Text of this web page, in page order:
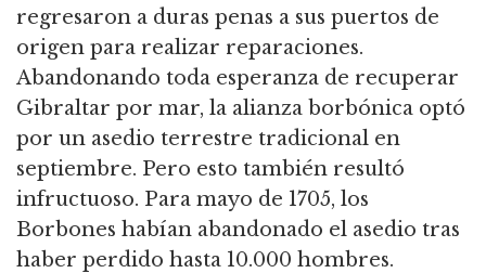
regresaron a duras penas a sus puertos de
origen para realizar reparaciones.
Abandonando toda esperanza de recuperar
Gibraltar por mar, la alianza borbónica optó
por un asedio terrestre tradicional en
septiembre. Pero esto también resultó
infructuoso. Para mayo de 1705, los
Borbones habían abandonado el asedio tras
haber perdido hasta 10.000 hombres.